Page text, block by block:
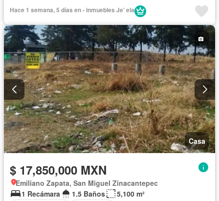
Hace 1 semana, 5 días en - inmuebles Je’ ela
Casa
$ 17,850,000 MXN
Emiliano Zapata, San Miguel Zinacantepec
1 Recámara
1.5 Baños
5,100 m²